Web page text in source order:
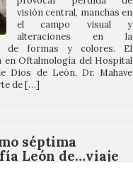
de formas y colores. El
en Oftalmología del Hospital
Dios de León, Dr. Mahave
de […]
desde la
CL 626 con
la marcha en